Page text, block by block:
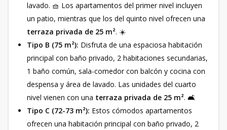
lavado. 🧺 Los apartamentos del primer nivel incluyen
un patio, mientras que los del quinto nivel ofrecen una
terraza privada de 25 m². ☀️
Tipo B (75 m²): Disfruta de una espaciosa habitación
principal con baño privado, 2 habitaciones secundarias,
1 baño común, sala-comedor con balcón y cocina con
despensa y área de lavado. Las unidades del cuarto
nivel vienen con una terraza privada de 25 m². 🛋️
Tipo C (72-73 m²): Estos cómodos apartamentos
ofrecen una habitación principal con baño privado, 2